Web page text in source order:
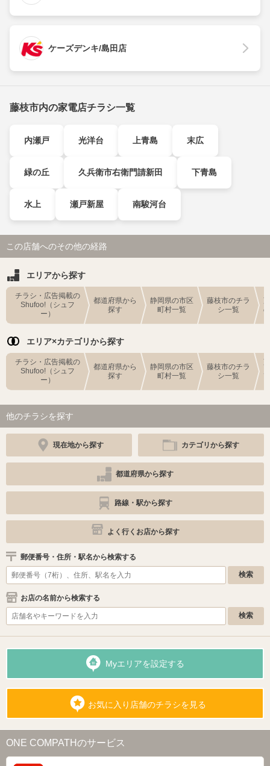
ケーズデンキ/島田店
藤枝市内の家電店チラシ一覧
内瀬戸 光洋台 上青島 末広
緑の丘 久兵衛市右衛門請新田 下青島
水上 瀬戸新屋 南駿河台
この店舗へのその他の経路
エリアから探す
チラシ・広告掲載の
Shufoo!（シュフ
ー）
都道府県から
探す
静岡県の市区
町村一覧
藤枝市のチラ
シ一覧
エリア×カテゴリから探す
チラシ・広告掲載の
Shufoo!（シュフ
ー）
都道府県から
探す
静岡県の市区
町村一覧
藤枝市のチラ
シ一覧
他のチラシを探す
現在地から探す カテゴリから探す
都道府県から探す
路線・駅から探す
よく行くお店から探す
郵便番号・住所・駅名から検索する
お店の名前から検索する
Myエリアを設定する
お気に入り店舗のチラシを見る
ONE COMPATHのサービス